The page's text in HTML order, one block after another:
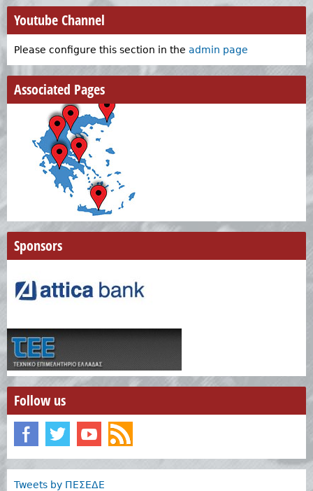
Youtube Channel
Please configure this section in the admin page
Associated Pages
Sponsors
Follow us
Tweets by ΠΕΣΕΔΕ